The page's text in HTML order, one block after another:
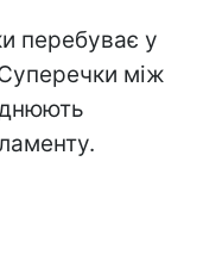
перебуває у
між